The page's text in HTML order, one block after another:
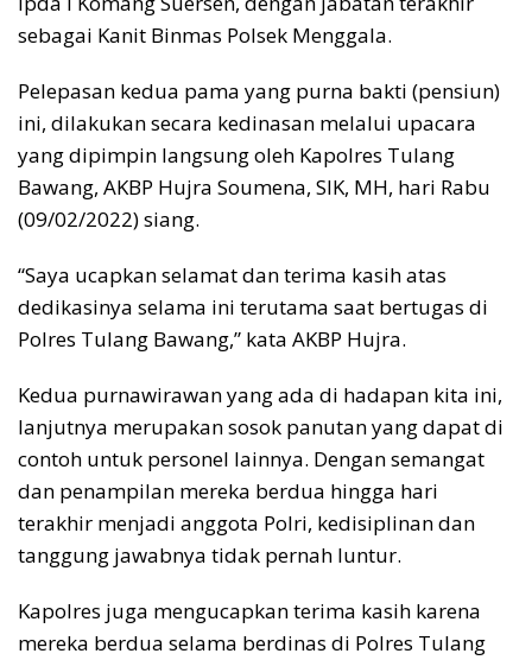
sebagai Kanit Binmas Polsek Menggala.
Pelepasan kedua pama yang purna bakti (pensiun)
ini, dilakukan secara kedinasan melalui upacara
yang dipimpin langsung oleh Kapolres Tulang
Bawang, AKBP Hujra Soumena, SIK, MH, hari Rabu
(09/02/2022) siang.
“Saya ucapkan selamat dan terima kasih atas
dedikasinya selama ini terutama saat bertugas di
Polres Tulang Bawang,” kata AKBP Hujra.
Kedua purnawirawan yang ada di hadapan kita ini,
lanjutnya merupakan sosok panutan yang dapat di
contoh untuk personel lainnya. Dengan semangat
dan penampilan mereka berdua hingga hari
terakhir menjadi anggota Polri, kedisiplinan dan
tanggung jawabnya tidak pernah luntur.
Kapolres juga mengucapkan terima kasih karena
mereka berdua selama berdinas di Polres Tulang